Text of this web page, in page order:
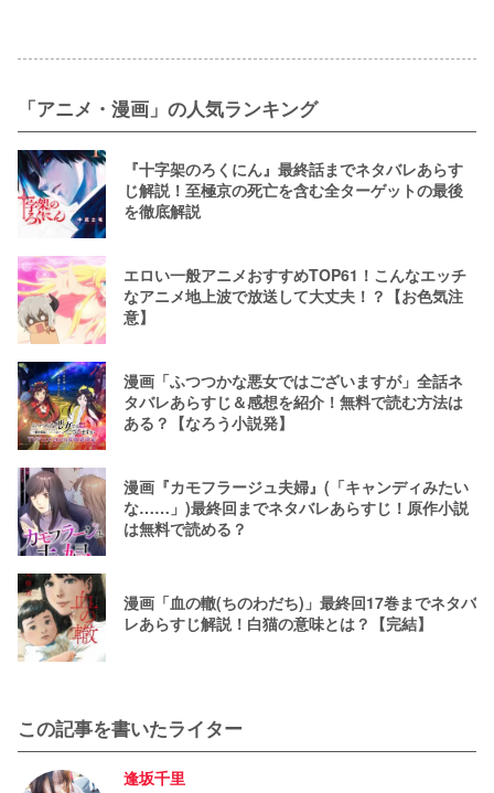
「アニメ・漫画」の人気ランキング
『十字架のろくにん』最終話までネタバレあらす
じ解説！至極京の死亡を含む全ターゲットの最後
を徹底解説
エロい一般アニメおすすめTOP61！こんなエッチ
なアニメ地上波で放送して大丈夫！？【お色気注
意】
漫画「ふつつかな悪女ではございますが」全話ネ
タバレあらすじ＆感想を紹介！無料で読む方法は
ある？【なろう小説発】
漫画『カモフラージュ夫婦』(「キャンディみたい
な……」)最終回までネタバレあらすじ！原作小説
は無料で読める？
漫画「血の轍(ちのわだち)」最終回17巻までネタバ
レあらすじ解説！白猫の意味とは？【完結】
この記事を書いたライター
逢坂千里